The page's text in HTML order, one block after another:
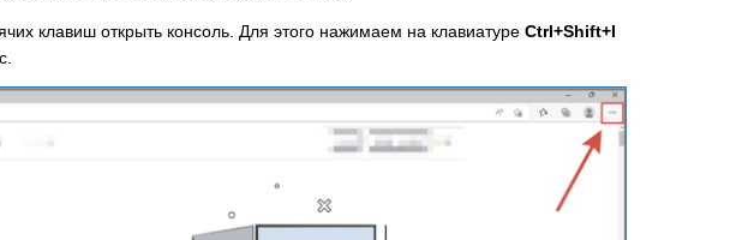
клавиш открыть консоль. Для этого нажимаем на клавиатуре Ctrl+Shift+I